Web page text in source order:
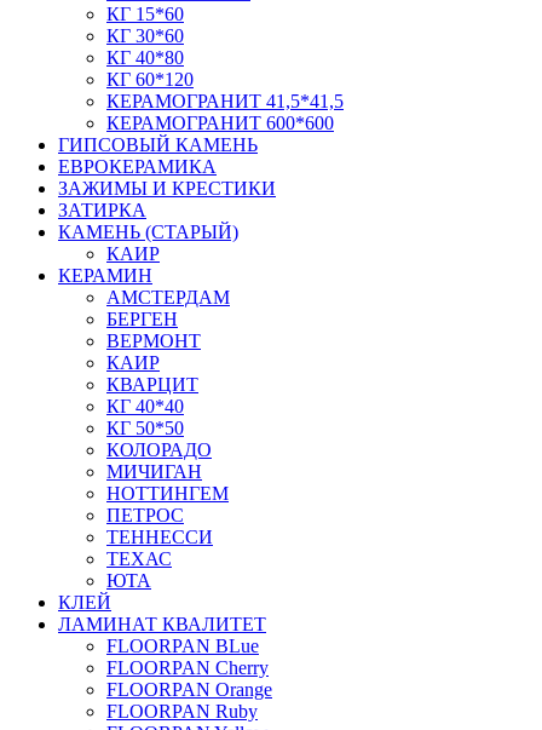
КГ 15*60
КГ 30*60
КГ 40*80
КГ 60*120
КЕРАМОГРАНИТ 41,5*41,5
КЕРАМОГРАНИТ 600*600
ГИПСОВЫЙ КАМЕНЬ
ЕВРОКЕРАМИКА
ЗАЖИМЫ И КРЕСТИКИ
ЗАТИРКА
КАМЕНЬ (СТАРЫЙ)
КАИР
КЕРАМИН
АМСТЕРДАМ
БЕРГЕН
ВЕРМОНТ
КАИР
КВАРЦИТ
КГ 40*40
КГ 50*50
КОЛОРАДО
МИЧИГАН
НОТТИНГЕМ
ПЕТРОС
ТЕННЕССИ
ТЕХАС
ЮТА
КЛЕЙ
ЛАМИНАТ КВАЛИТЕТ
FLOORPAN BLue
FLOORPAN Cherry
FLOORPAN Orange
FLOORPAN Ruby